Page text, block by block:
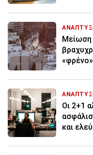
Μείωση
Οι 2+1
και